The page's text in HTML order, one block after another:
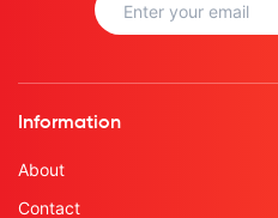
Information
About
Contact